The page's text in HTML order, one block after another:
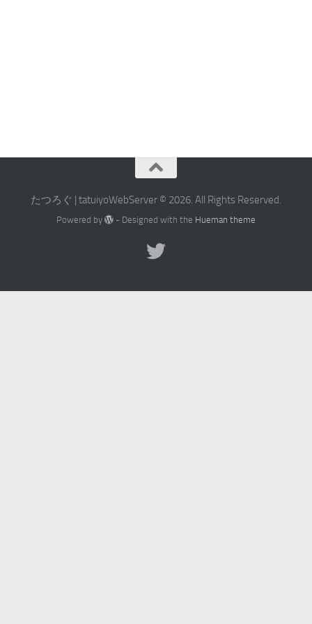
たつろぐ | tatuiyoWebServer © 2026. All Rights Reserved.
Powered by - Designed with the Hueman theme